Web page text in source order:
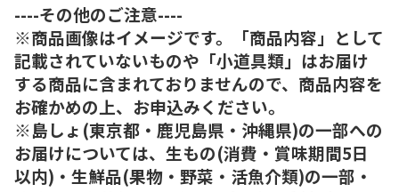
----その他のご注意----
※商品画像はイメージです。「商品内容」として
記載されていないものや「小道具類」はお届け
する商品に含まれておりませんので、商品内容を
お確かめの上、お申込みください。
※島しょ(東京都・鹿児島県・沖縄県)の一部への
お届けについては、生もの(消費・賞味期間5日
以内)・生鮮品(果物・野菜・活魚介類)の一部・